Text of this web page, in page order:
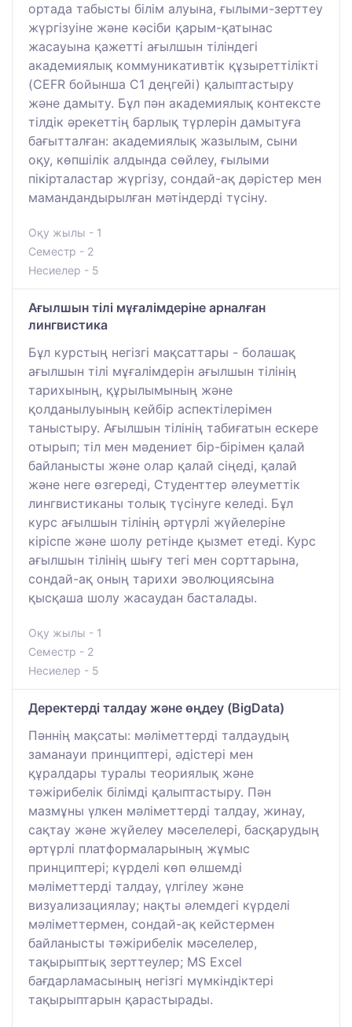
ортада табысты білім алуына, ғылыми-зерттеу
жүргізуіне және кәсіби қарым-қатынас
жасауына қажетті ағылшын тіліндегі
академиялық коммуникативтік құзыреттілікті
(CEFR бойынша C1 деңгейі) қалыптастыру
және дамыту. Бұл пән академиялық контексте
тілдік әрекеттің барлық түрлерін дамытуға
бағытталған: академиялық жазылым, сыни
оқу, көпшілік алдында сөйлеу, ғылыми
пікірталастар жүргізу, сондай-ақ дәрістер мен
мамандандырылған мәтіндерді түсіну.
Оқу жылы - 1
Семестр - 2
Несиелер - 5
Ағылшын тілі мұғалімдеріне арналған
лингвистика
Бұл курстың негізгі мақсаттары - болашақ
ағылшын тілі мұғалімдерін ағылшын тілінің
тарихының, құрылымының және
қолданылуының кейбір аспектілерімен
таныстыру. Ағылшын тілінің табиғатын ескере
отырып; тіл мен мәдениет бір-бірімен қалай
байланысты және олар қалай сіңеді, қалай
және неге өзгереді, Студенттер әлеуметтік
лингвистиканы толық түсінуге келеді. Бұл
курс ағылшын тілінің әртүрлі жүйелеріне
кіріспе және шолу ретінде қызмет етеді. Курс
ағылшын тілінің шығу тегі мен сорттарына,
сондай-ақ оның тарихи эволюциясына
қысқаша шолу жасаудан басталады.
Оқу жылы - 1
Семестр - 2
Несиелер - 5
Деректерді талдау және өңдеу (BigData)
Пәннің мақсаты: мәліметтерді талдаудың
заманауи принциптері, әдістері мен
құралдары туралы теориялық және
тәжірибелік білімді қалыптастыру. Пән
мазмұны үлкен мәліметтерді талдау, жинау,
сақтау және жүйелеу мәселелері, басқарудың
әртүрлі платформаларының жұмыс
принциптері; күрделі көп өлшемді
мәліметтерді талдау, үлгілеу және
визуализациялау; нақты әлемдегі күрделі
мәліметтермен, сондай-ақ кейстермен
байланысты тәжірибелік мәселелер,
тақырыптық зерттеулер; MS Excel
бағдарламасының негізгі мүмкіндіктері
тақырыптарын қарастырады.